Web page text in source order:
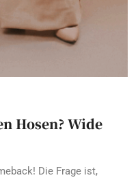
Hosen? Wide
Die Frage ist,